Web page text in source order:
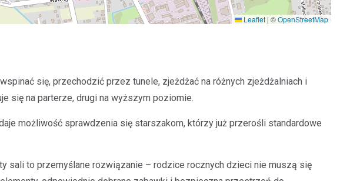
Leaflet | ©OpenStreetMap
się, przechodzić przez tunele, zjeżdżać na różnych zjeżdżalniach i
się na parterze, drugi na wyższym poziomie.
możliwość sprawdzenia się starszakom, którzy już przerośli standardowe
sali to przemyślane rozwiązanie – rodzice rocznych dzieci nie muszą się